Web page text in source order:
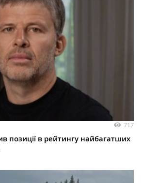
717
позиції в рейтингу найбагатших